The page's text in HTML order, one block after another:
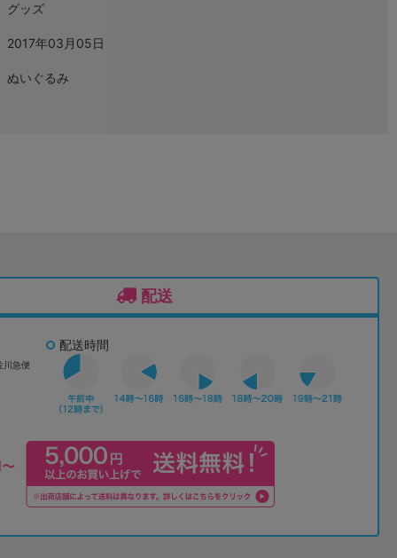
グッズ
2017年03月05日
ぬいぐるみ
配送
川急便
配送時間